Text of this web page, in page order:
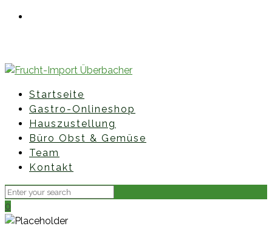
Startseite
Gastro-Onlineshop
Hauszustellung
Büro Obst & Gemüse
Team
Kontakt
0